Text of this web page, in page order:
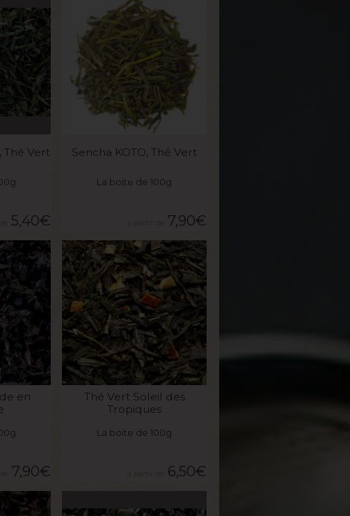
Thé Vert
5,40€
Sencha KOTO, Thé Vert
La boite de 100g
7,90€
VOIR LE PRODUIT
en
7,90€
Thé Vert Soleil des
Tropiques
La boite de 100g
6,50€
VOIR LE PRODUIT